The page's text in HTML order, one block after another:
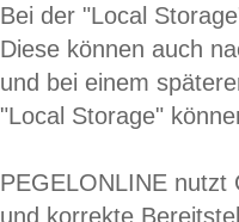
Bei der "Local
Diese können auch
und bei einem
"Local Storage"
PEGELONLINE nutzt
und korrekte